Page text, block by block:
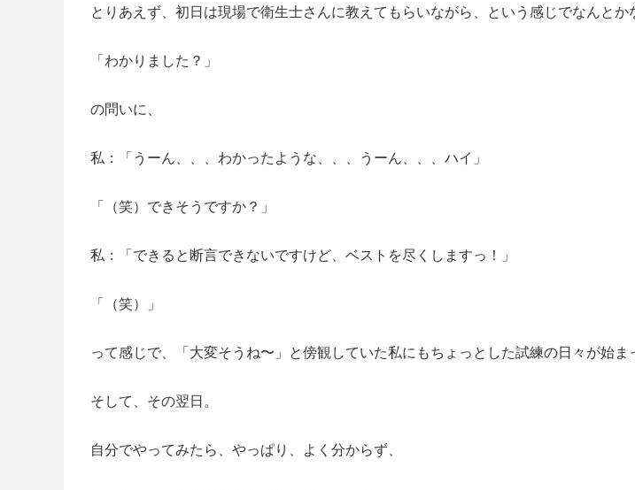
とりあえず、初日は現場で衛生士さんに教えてもらいながら、という感じでなんと
「わかりました？」
の問いに、
私：「うーん、、、わかったような、、、うーん、、、ハイ」
「（笑）できそうですか？」
私：「できると断言できないですけど、ベストを尽くしますっ！」
「（笑）」
って感じで、「大変そうね〜」と傍観していた私にもちょっとした試練の日々が始ま
そして、その翌日。
自分でやってみたら、やっぱり、よく分からず、